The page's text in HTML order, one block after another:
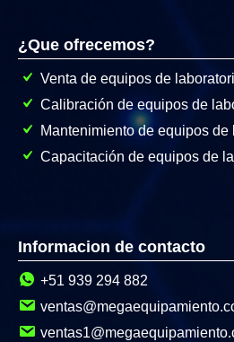
¿Que ofrecemos?
Venta de equipos de
Calibración de equipos de
Mantenimiento de equipos de
Capacitación de equipos de
Informacion de contacto
+51 939 294 882